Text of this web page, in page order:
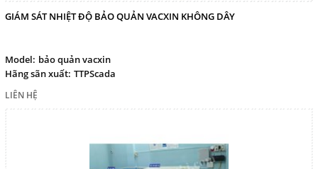
GIÁM SÁT NHIỆT ĐỘ BẢO QUẢN VACXIN KHÔNG DÂY
Model: bảo quản vacxin
Hãng sãn xuất: TTPScada
LIÊN HỆ